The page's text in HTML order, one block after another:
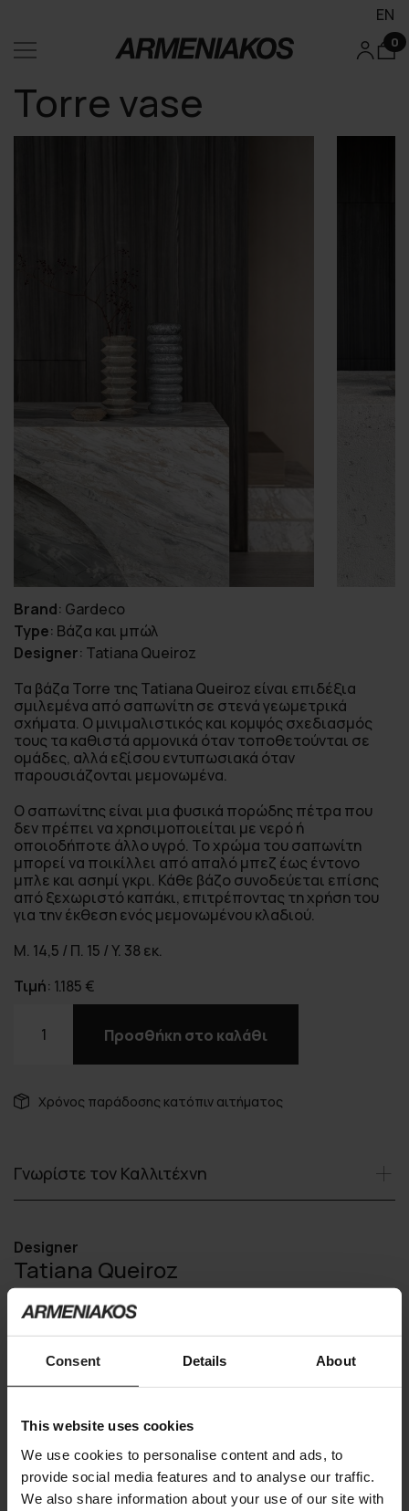
Consent Details About
This website uses cookies
We use cookies to personalise content and ads, to
provide social media features and to analyse our traffic.
We also share information about your use of our site with
EN
0
Torre vase
Brand: Gardeco
Type: Βάζα και μπώλ
Designer: Tatiana Queiroz
Τα βάζα Torre της Tatiana Queiroz είναι επιδέξια
σμιλεμένα από σαπωνίτη σε στενά γεωμετρικά
σχήματα. Ο μινιμαλιστικός και κομψός σχεδιασμός
τους τα καθιστά αρμονικά όταν τοποθετούνται σε
ομάδες, αλλά εξίσου εντυπωσιακά όταν
παρουσιάζονται μεμονωμένα.
Ο σαπωνίτης είναι μια φυσικά πορώδης πέτρα που
δεν πρέπει να χρησιμοποιείται με νερό ή
οποιοδήποτε άλλο υγρό. Το χρώμα του σαπωνίτη
μπορεί να ποικίλλει από απαλό μπεζ έως έντονο
μπλε και ασημί γκρι. Κάθε βάζο συνοδεύεται επίσης
από ξεχωριστό καπάκι, επιτρέποντας τη χρήση του
για την έκθεση ενός μεμονωμένου κλαδιού.
Μ. 14,5 / Π. 15 / Υ. 38 εκ.
Τιμή: 1.185 €
vase
ποσότητα
Προσθήκη στο καλάθι
Χρόνος παράδοσης κατόπιν αιτήματος
Γνωρίστε τον Καλλιτέχνη
Designer
Tatiana Queiroz
Μπορεί να σας ενδιαφέρουν